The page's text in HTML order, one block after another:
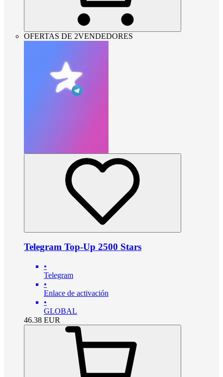
OFERTAS DE 2VENDEDORES
Telegram Top-Up 2500 Stars
•
Telegram
•
Enlace de activación
•
GLOBAL
46.38 EUR